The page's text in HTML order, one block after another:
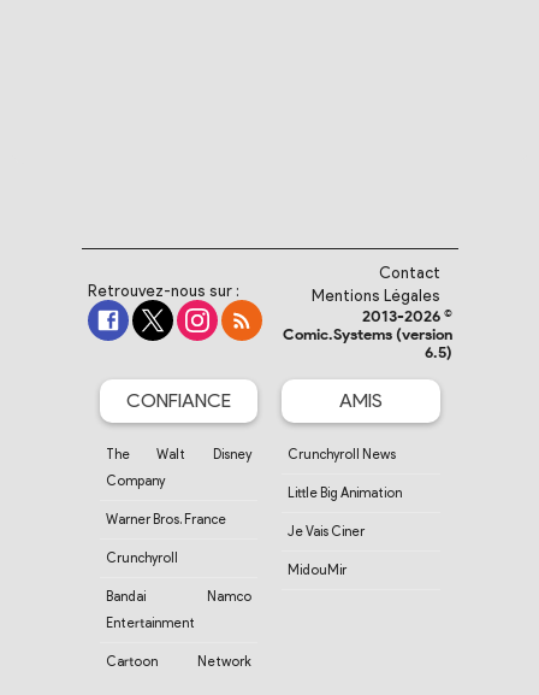
Retrouvez-nous sur :
Contact
Mentions Légales
2013-2026 ©
Comic.Systems (version
6.5)
CONFIANCE
The Walt Disney
Company
Warner Bros. France
Crunchyroll
Bandai Namco
Entertainment
Cartoon Network
AMIS
Crunchyroll News
Little Big Animation
Je Vais Ciner
MidouMir